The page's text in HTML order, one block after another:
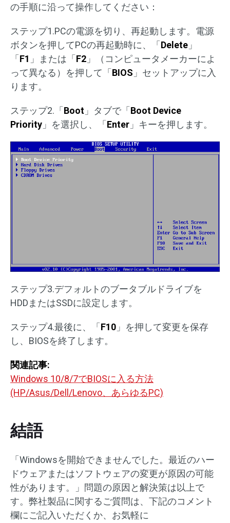
の手順に沿って操作してください：
ステップ1.PCの電源を切り、再起動します。電源
ボタンを押してPCの再起動時に、「Delete 」
「F1 」または「F2 」（コンピュータメーカーによ
って異なる）を押して「BIOS 」セットアップに入
ります。
ステップ2.「Boot 」タブで「Boot Device
Priority 」を選択し、「Enter 」キーを押します。
ステップ3.デフォルトのブータブルドライブを
HDDまたはSSDに設定します。
ステップ4.最後に、「 F10 」を押して変更を保存
し、BIOSを終了します。
関連記事:
Windows 10/8/7でBIOSに入る方法
(HP/Asus/Dell/Lenovo、あらゆるPC)
結語
「Windowsを開始できませんでした。最近のハー
ドウェアまたはソフトウェアの変更が原因の可能
性があります。」問題の原因と解決策は以上で
す。弊社製品に関するご質問は、下記のコメント
欄にご記入いただくか、お気軽に